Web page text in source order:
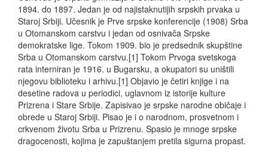
1894. do 1897. Jedan je od najistaknutijih srpskih prvaka u
Staroj Srbiji. Učesnik je Prve srpske konferencije (1908) Srba
u Otomanskom carstvu i jedan od osnivača Srpske
demokratske lige. Tokom 1909. bio je predsednik skupštine
Srba u Otomanskom carstvu.[1] Tokom Prvoga svetskoga
rata interniran je 1916. u Bugarsku, a okupatori su uništili
njegovu biblioteku i arhivu.[1] Objavio je četiri knjige i na
desetine radova u periodici, uglavnom iz istorije kulture
Prizrena i Stare Srbije. Zapisivao je srpske narodne običaje i
obrede u Staroj Srbiji. Pisao je i o narodnom, prosvetnom i
crkvenom životu Srba u Prizrenu. Spasio je mnoge srpske
dragocenosti, kojima je zapuštanjem pretila sigurna propast.